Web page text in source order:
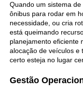
Quando um sistema
ônibus para rodar em
necessidade, ou cria
está queimando
planejamento eficiente
alocação de veículos e
certo esteja no lugar
Gestão